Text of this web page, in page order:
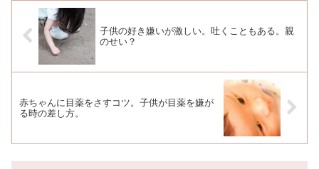
子供の好き嫌いが激しい。吐くこともある。親
のせい？
赤ちゃんに目薬をさすコツ。子供が目薬を嫌が
る時の差し方。